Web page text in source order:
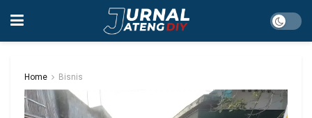
Home Bisnis